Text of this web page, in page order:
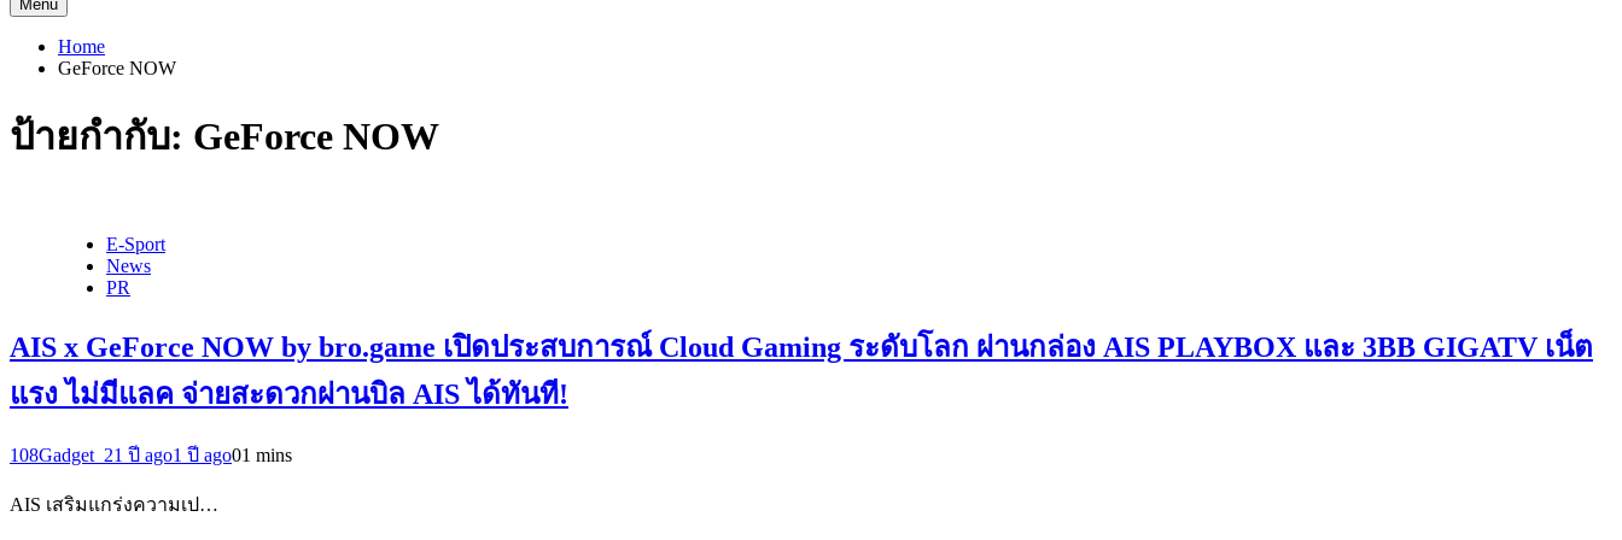
Menu
Home
GeForce NOW
ป้ายกำกับ: GeForce NOW
E-Sport
News
PR
AIS x GeForce NOW by bro.game เปิดประสบการณ์ Cloud Gaming ระดับโลก ผ่านกล่อง AIS PLAYBOX และ 3BB GIGATV เน็ต
แรง ไม่มีแลค จ่ายสะดวกผ่านบิล AIS ได้ทันที!
108Gadget_21 ปี ago1 ปี ago01 mins
AIS เสริมแกร่งความเป…